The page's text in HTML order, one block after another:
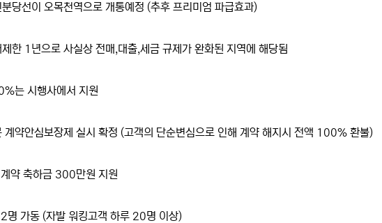
당선이 오목천역으로 개통예정 (추후 프리미엄 파급효과)
한 1년으로 사실상 전매,대출,세금 규제가 완화된 지역에 해당됨
는 시행사에서 지원
계약안심보장제 실시 확정 (고객의 단순변심으로 인해 계약 해지시 전액 100% 환불)
약 축하금 300만원 지원
명 가동 (자발 워킹고객 하루 20명 이상)